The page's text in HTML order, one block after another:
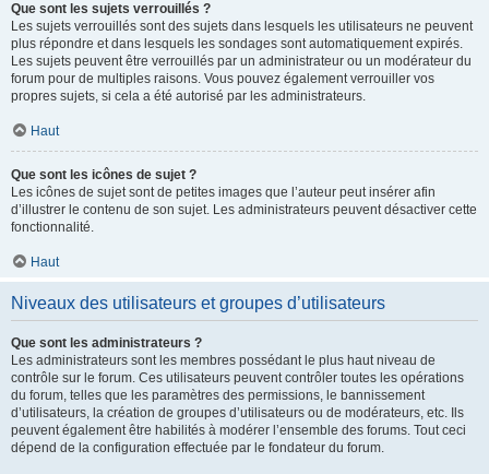
Que sont les sujets verrouillés ?
Les sujets verrouillés sont des sujets dans lesquels les utilisateurs ne peuvent
plus répondre et dans lesquels les sondages sont automatiquement expirés.
Les sujets peuvent être verrouillés par un administrateur ou un modérateur du
forum pour de multiples raisons. Vous pouvez également verrouiller vos
propres sujets, si cela a été autorisé par les administrateurs.
Haut
Que sont les icônes de sujet ?
Les icônes de sujet sont de petites images que l’auteur peut insérer afin
d’illustrer le contenu de son sujet. Les administrateurs peuvent désactiver cette
fonctionnalité.
Haut
Niveaux des utilisateurs et groupes d’utilisateurs
Que sont les administrateurs ?
Les administrateurs sont les membres possédant le plus haut niveau de
contrôle sur le forum. Ces utilisateurs peuvent contrôler toutes les opérations
du forum, telles que les paramètres des permissions, le bannissement
d’utilisateurs, la création de groupes d’utilisateurs ou de modérateurs, etc. Ils
peuvent également être habilités à modérer l’ensemble des forums. Tout ceci
dépend de la configuration effectuée par le fondateur du forum.